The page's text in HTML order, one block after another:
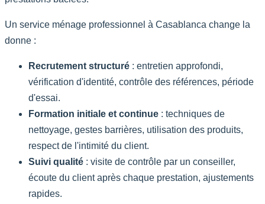
Un service ménage professionnel à Casablanca change la
donne :
Recrutement structuré : entretien approfondi,
vérification d'identité, contrôle des références, période
d'essai.
Formation initiale et continue : techniques de
nettoyage, gestes barrières, utilisation des produits,
respect de l'intimité du client.
Suivi qualité : visite de contrôle par un conseiller,
écoute du client après chaque prestation, ajustements
rapides.